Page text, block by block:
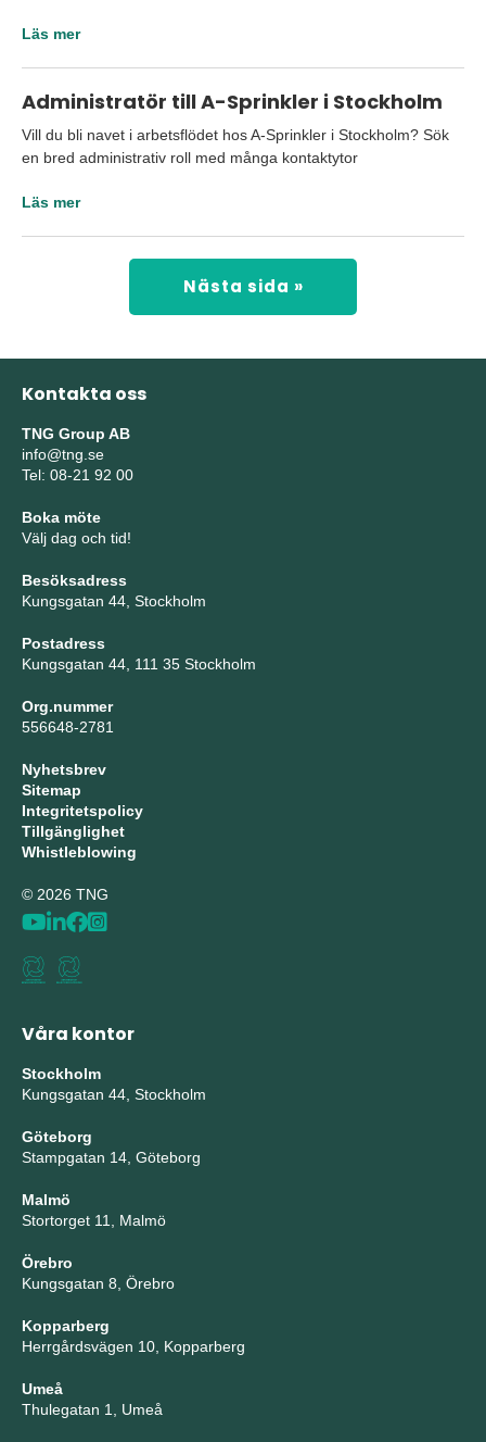
Läs mer
Administratör till A-Sprinkler i Stockholm
Vill du bli navet i arbetsflödet hos A-Sprinkler i Stockholm? Sök
en bred administrativ roll med många kontaktytor
Läs mer
Nästa sida »
Kontakta oss
TNG Group AB
info@tng.se
Tel: 08-21 92 00
Boka möte
Välj dag och tid!
Besöksadress
Kungsgatan 44, Stockholm
Postadress
Kungsgatan 44, 111 35 Stockholm
Org.nummer
556648-2781
Nyhetsbrev
Sitemap
Integritetspolicy
Tillgänglighet
Whistleblowing
© 2026 TNG
Våra kontor
Stockholm
Kungsgatan 44, Stockholm
Göteborg
Stampgatan 14, Göteborg
Malmö
Stortorget 11, Malmö
Örebro
Kungsgatan 8, Örebro
Kopparberg
Herrgårdsvägen 10, Kopparberg
Umeå
Thulegatan 1, Umeå